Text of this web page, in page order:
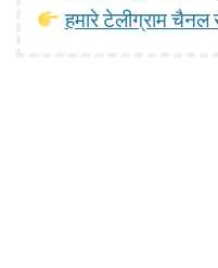
हमारे टेलीग्राम